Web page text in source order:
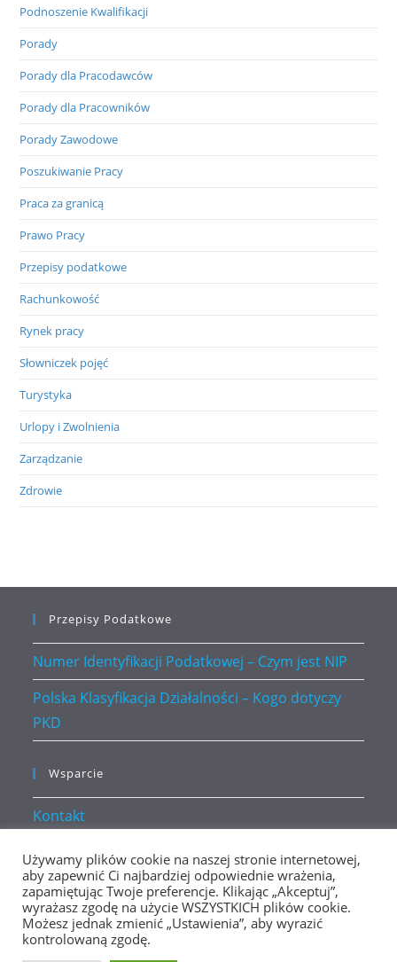
Podnoszenie Kwalifikacji
Porady
Porady dla Pracodawców
Porady dla Pracowników
Porady Zawodowe
Poszukiwanie Pracy
Praca za granicą
Prawo Pracy
Przepisy podatkowe
Rachunkowość
Rynek pracy
Słowniczek pojęć
Turystyka
Urlopy i Zwolnienia
Zarządzanie
Zdrowie
Przepisy Podatkowe
Numer Identyfikacji Podatkowej – Czym jest NIP
Polska Klasyfikacja Działalności – Kogo dotyczy
PKD
Wsparcie
Kontakt
Polityka prywatności
Używamy plików cookie na naszej stronie internetowej,
aby zapewnić Ci najbardziej odpowiednie wrażenia,
zapamiętując Twoje preferencje. Klikając „Akceptuj”,
wyrażasz zgodę na użycie WSZYSTKICH plików cookie.
Możesz jednak zmienić „Ustawienia”, aby wyrazić
kontrolowaną zgodę.